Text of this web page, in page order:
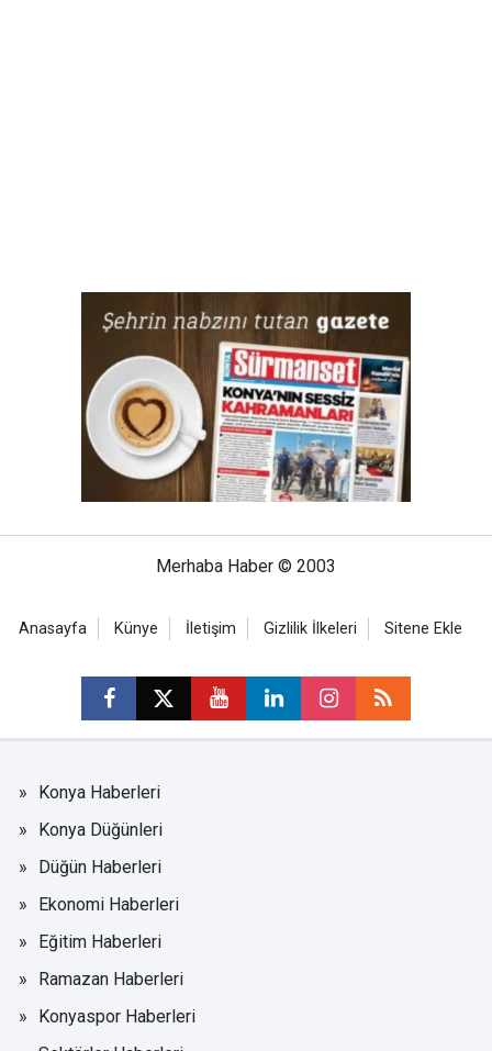
Merhaba Haber © 2003
Anasayfa Künye İletişim Gizlilik İlkeleri Sitene Ekle
Konya Haberleri
Konya Düğünleri
Düğün Haberleri
Ekonomi Haberleri
Eğitim Haberleri
Ramazan Haberleri
Konyaspor Haberleri